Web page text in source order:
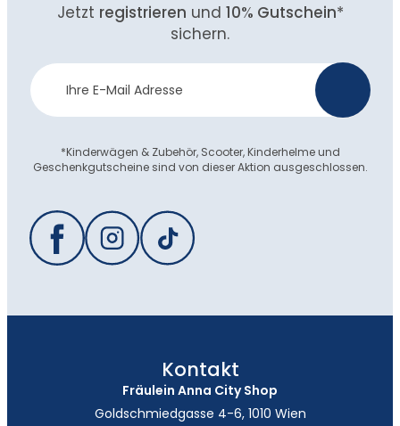
Jetzt registrieren und 10% Gutschein*
sichern.
Newsletter
Anmeldung
*Kinderwägen & Zubehör, Scooter, Kinderhelme und
Geschenkgutscheine sind von dieser Aktion ausgeschlossen.
Kontakt
Fräulein Anna City Shop
Goldschmiedgasse 4-6, 1010 Wien